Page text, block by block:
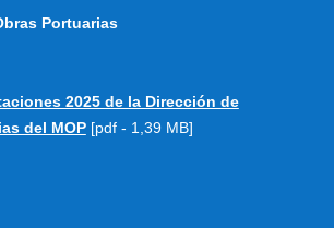
Portuarias
2025 de la Dirección de
del MOP[pdf - 1,39 MB]